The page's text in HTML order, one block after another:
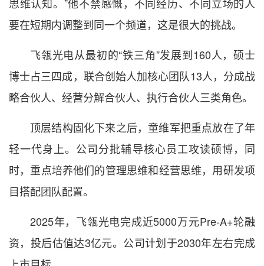
思维认知。”他不禁感慨，不同经历、不同立场的人
要在短期内调整到同一个频道，这是很大的挑战。
飞瓴光电从最初的“铁三角”发展到160人，硕士
博士占三四成，联合创始人加核心团队13人，分成战
略合伙人、经营分解合伙人、执行合伙人三类角色。
顶层结构固化下来之后，童维军把重点放在了年
轻一代身上。公司分批辅导核心员工攻读硕博，同
时，重点培养他们的管理思维和经营思维，用研发项
目搭配团队配置。
2025年，飞瓴光电完成近5000万元Pre-A+轮融
资，投后估值达3亿元。公司计划于2030年左右完成